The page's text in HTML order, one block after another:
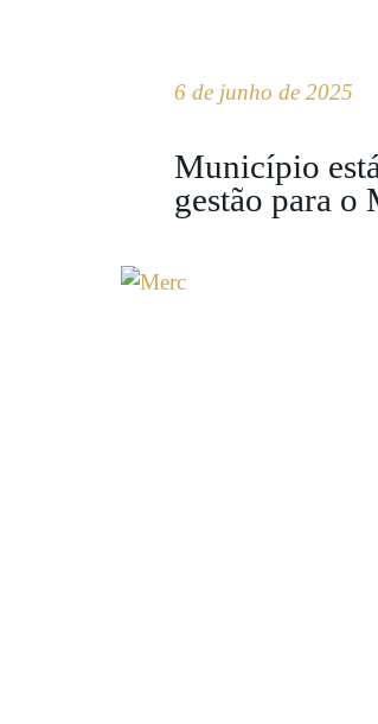
6 de junho de 2025
Município
gestão para